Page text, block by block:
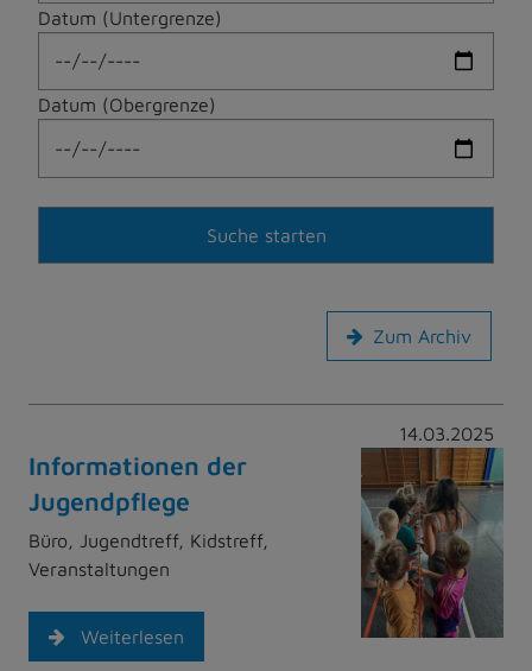
Datum (Untergrenze)
Datum (Obergrenze)
Zum Archiv
14.03.2025
Informationen der
Jugendpflege
Büro, Jugendtreff, Kidstreff,
Veranstaltungen
Weiterlesen